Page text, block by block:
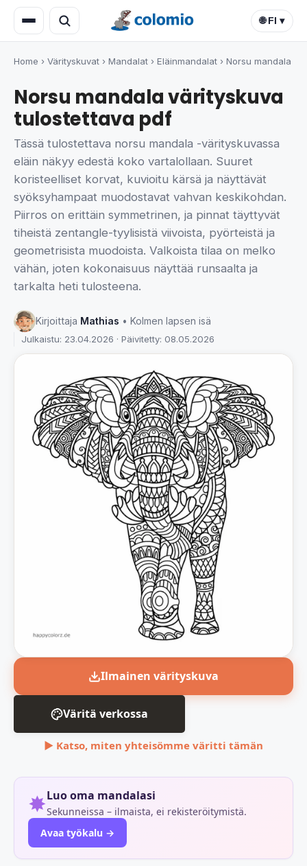
🌐 FI ▾
Home › Värityskuvat › Mandalat › Eläinmandalat › Norsu mandala
Norsu mandala värityskuva
tulostettava pdf
Tässä tulostettava norsu mandala -värityskuvassa
eläin näkyy edestä koko vartalollaan. Suuret
koristeelliset korvat, kuvioitu kärsä ja näyttävät
syöksyhampaat muodostavat vahvan keskikohdan.
Piirros on erittäin symmetrinen, ja pinnat täyttyvät
tiheistä zentangle-tyylisistä viivoista, pyörteistä ja
geometrisista muodoista. Valkoista tilaa on melko
vähän, joten kokonaisuus näyttää runsaalta ja
tarkalta heti tulosteena.
Kirjoittaja Mathias • Kolmen lapsen isä
Julkaistu: 23.04.2026 · Päivitetty: 08.05.2026
Ilmainen värityskuva
Väritä verkossa
▶ Katso, miten yhteisömme väritti tämän
✸Luo oma mandalasi
Sekunneissa – ilmaista, ei rekisteröitymistä.
Avaa työkalu →